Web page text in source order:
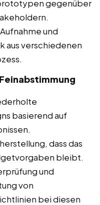
gegenüber
Aufnahme und
aus verschiedenen
basierend auf
dass das
bleibt.
und
von
bei diesen